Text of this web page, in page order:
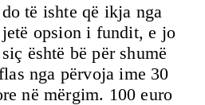
të ishte që ikja nga
opsion i fundit, e jo
është bë për shumë
nga përvoja ime 30
në mërgim. 100 euro